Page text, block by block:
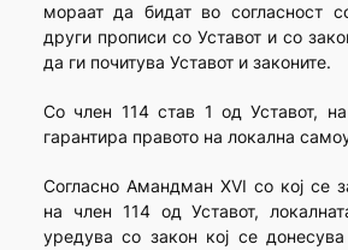
мораат да бидат во согласност
други прописи со Уставот и со
да ги почитува Уставот и законите.
Со член 114 став 1 од Уставот,
гарантира правото на локална
Согласно Амандман XVI со кој се
на член 114 од Уставот,
уредува со закон кој се